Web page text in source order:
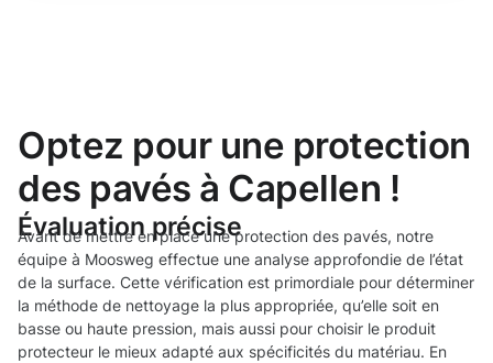
Optez pour une protection
des pavés à Capellen !
Évaluation précise
Avant de mettre en place une protection des pavés, notre
équipe à Moosweg effectue une analyse approfondie de l’état
de la surface. Cette vérification est primordiale pour déterminer
la méthode de nettoyage la plus appropriée, qu’elle soit en
basse ou haute pression, mais aussi pour choisir le produit
protecteur le mieux adapté aux spécificités du matériau. En